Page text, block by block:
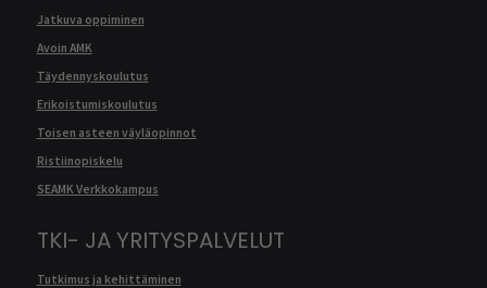
Jatkuva oppiminen
Avoin AMK
Täydennyskoulutus
Erikoistumiskoulutus
Toisen asteen väyläopinnot
Ristiinopiskelu
SEAMK Verkkokampus
TKI- JA YRITYSPALVELUT
Tutkimus ja kehittäminen